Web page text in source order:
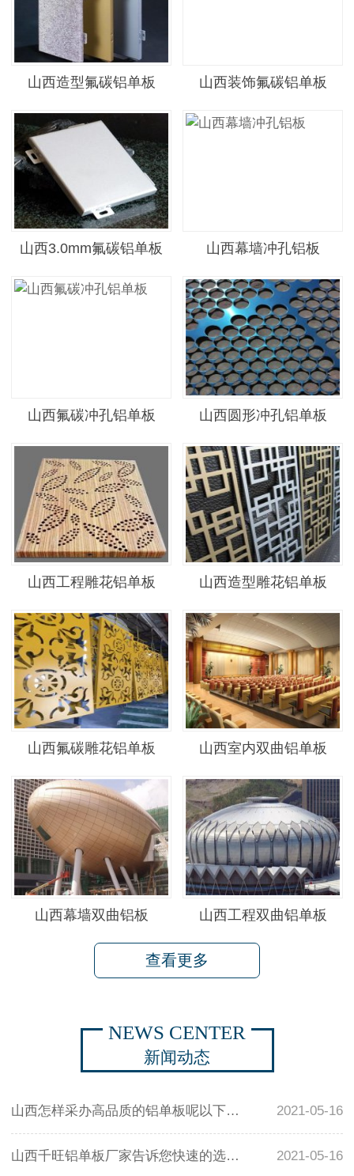
山西造型氟碳铝单板 山西装饰氟碳铝单板
山西3.0mm氟碳铝单板 山西幕墙冲孔铝板
山西氟碳冲孔铝单板 山西圆形冲孔铝单板
山西工程雕花铝单板 山西造型雕花铝单板
山西氟碳雕花铝单板 山西室内双曲铝单板
山西幕墙双曲铝板 山西工程双曲铝单板
查看更多
NEWS CENTER
新闻动态
山西怎样采办高品质的铝单板呢以下几点应当要注意 2021-05-16
山西千旺铝单板厂家告诉您快速的选择高品质铝单板幕墙 2021-05-16